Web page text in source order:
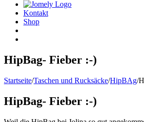
Kontakt
Shop
HipBag- Fieber :-)
Startseite/Taschen und Rucksäcke/HipBAg/
HipBag- Fieber :-)